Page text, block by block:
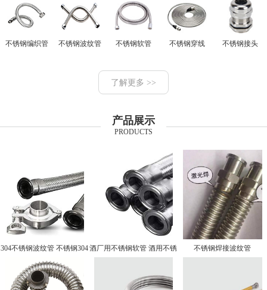
不锈钢编织管 不锈钢波纹管 不锈钢软管 不锈钢穿线 不锈钢接头
了解更多 >>
产品展示
PRODUCTS
304不锈钢波纹管 不锈钢304
波纹管
酒厂用不锈钢软管 酒用不锈 不锈钢焊接波纹管